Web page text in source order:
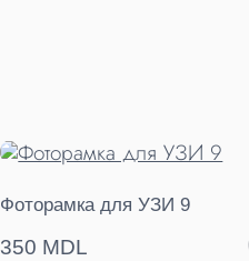
Фоторамка для УЗИ 9
350 MDL